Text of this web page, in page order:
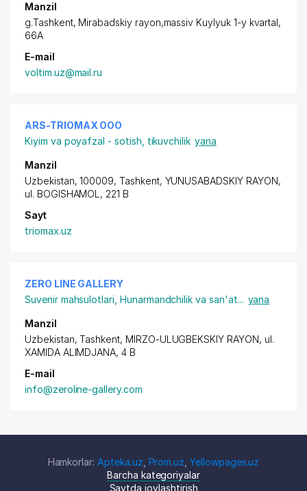
Manzil
g.Tashkent, Mirabadskiy rayon,massiv Kuylyuk 1-y kvartal,
66A
E-mail
voltim.uz@mail.ru
ARS-TRIOMAX ООО
Kiyim va poyafzal - sotish, tikuvchilik yana
Manzil
Uzbekistan, 100009, Tashkent, YUNUSABADSKIY RAYON,
ul. BOGISHAMOL, 221 B
Sayt
triomax.uz
ZERO LINE GALLERY
Suvenir mahsulotlari Hunarmandchilik va san'at... yana
Manzil
Uzbekistan, Tashkent, MIRZO-ULUGBEKSKIY RAYON, ul.
XAMIDA ALIMDJANA, 4 B
E-mail
info@zeroline-gallery.com
Hamkorlar: Apteka.uz Prom.uz ,Yellowpages.uz
Barcha kategoriyalar
Saytda joylashtirish